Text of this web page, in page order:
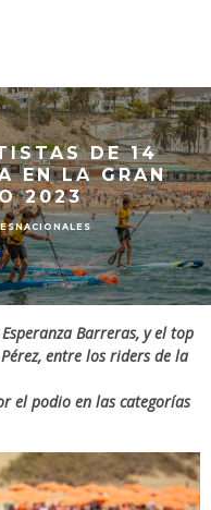
DE 14
EN LA GRAN
2023
NACIONALES
Barreras, y el top
entre los riders de la
el podio en las categorías